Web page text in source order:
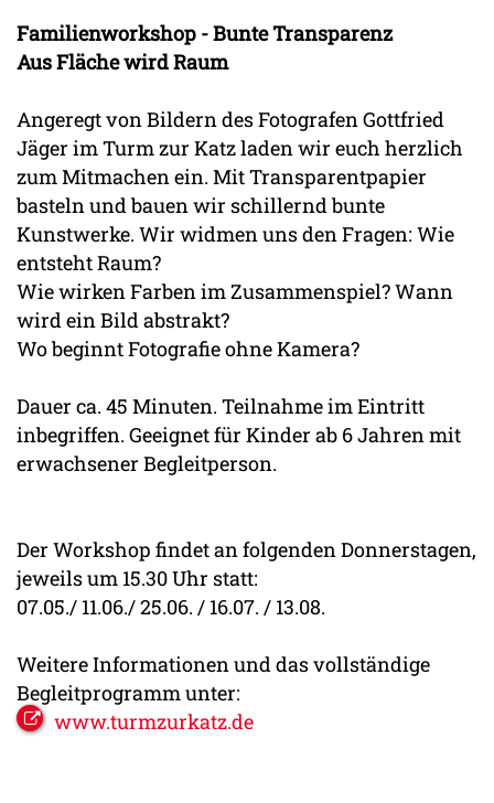
Familienworkshop - Bunte Transparenz
Aus Fläche wird Raum
Angeregt von Bildern des Fotografen Gottfried
Jäger im Turm zur Katz laden wir euch herzlich
zum Mitmachen ein. Mit Transparentpapier
basteln und bauen wir schillernd bunte
Kunstwerke. Wir widmen uns den Fragen: Wie
entsteht Raum?
Wie wirken Farben im Zusammenspiel? Wann
wird ein Bild abstrakt?
Wo beginnt Fotografie ohne Kamera?
Dauer ca. 45 Minuten. Teilnahme im Eintritt
inbegriffen. Geeignet für Kinder ab 6 Jahren mit
erwachsener Begleitperson.
Der Workshop findet an folgenden Donnerstagen,
jeweils um 15.30 Uhr statt:
07.05./ 11.06./ 25.06. / 16.07. / 13.08.
Weitere Informationen und das vollständige
Begleitprogramm unter:
www.turmzurkatz.de